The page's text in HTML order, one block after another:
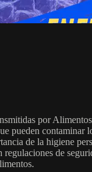
por
pueden contaminar
de la higiene
de